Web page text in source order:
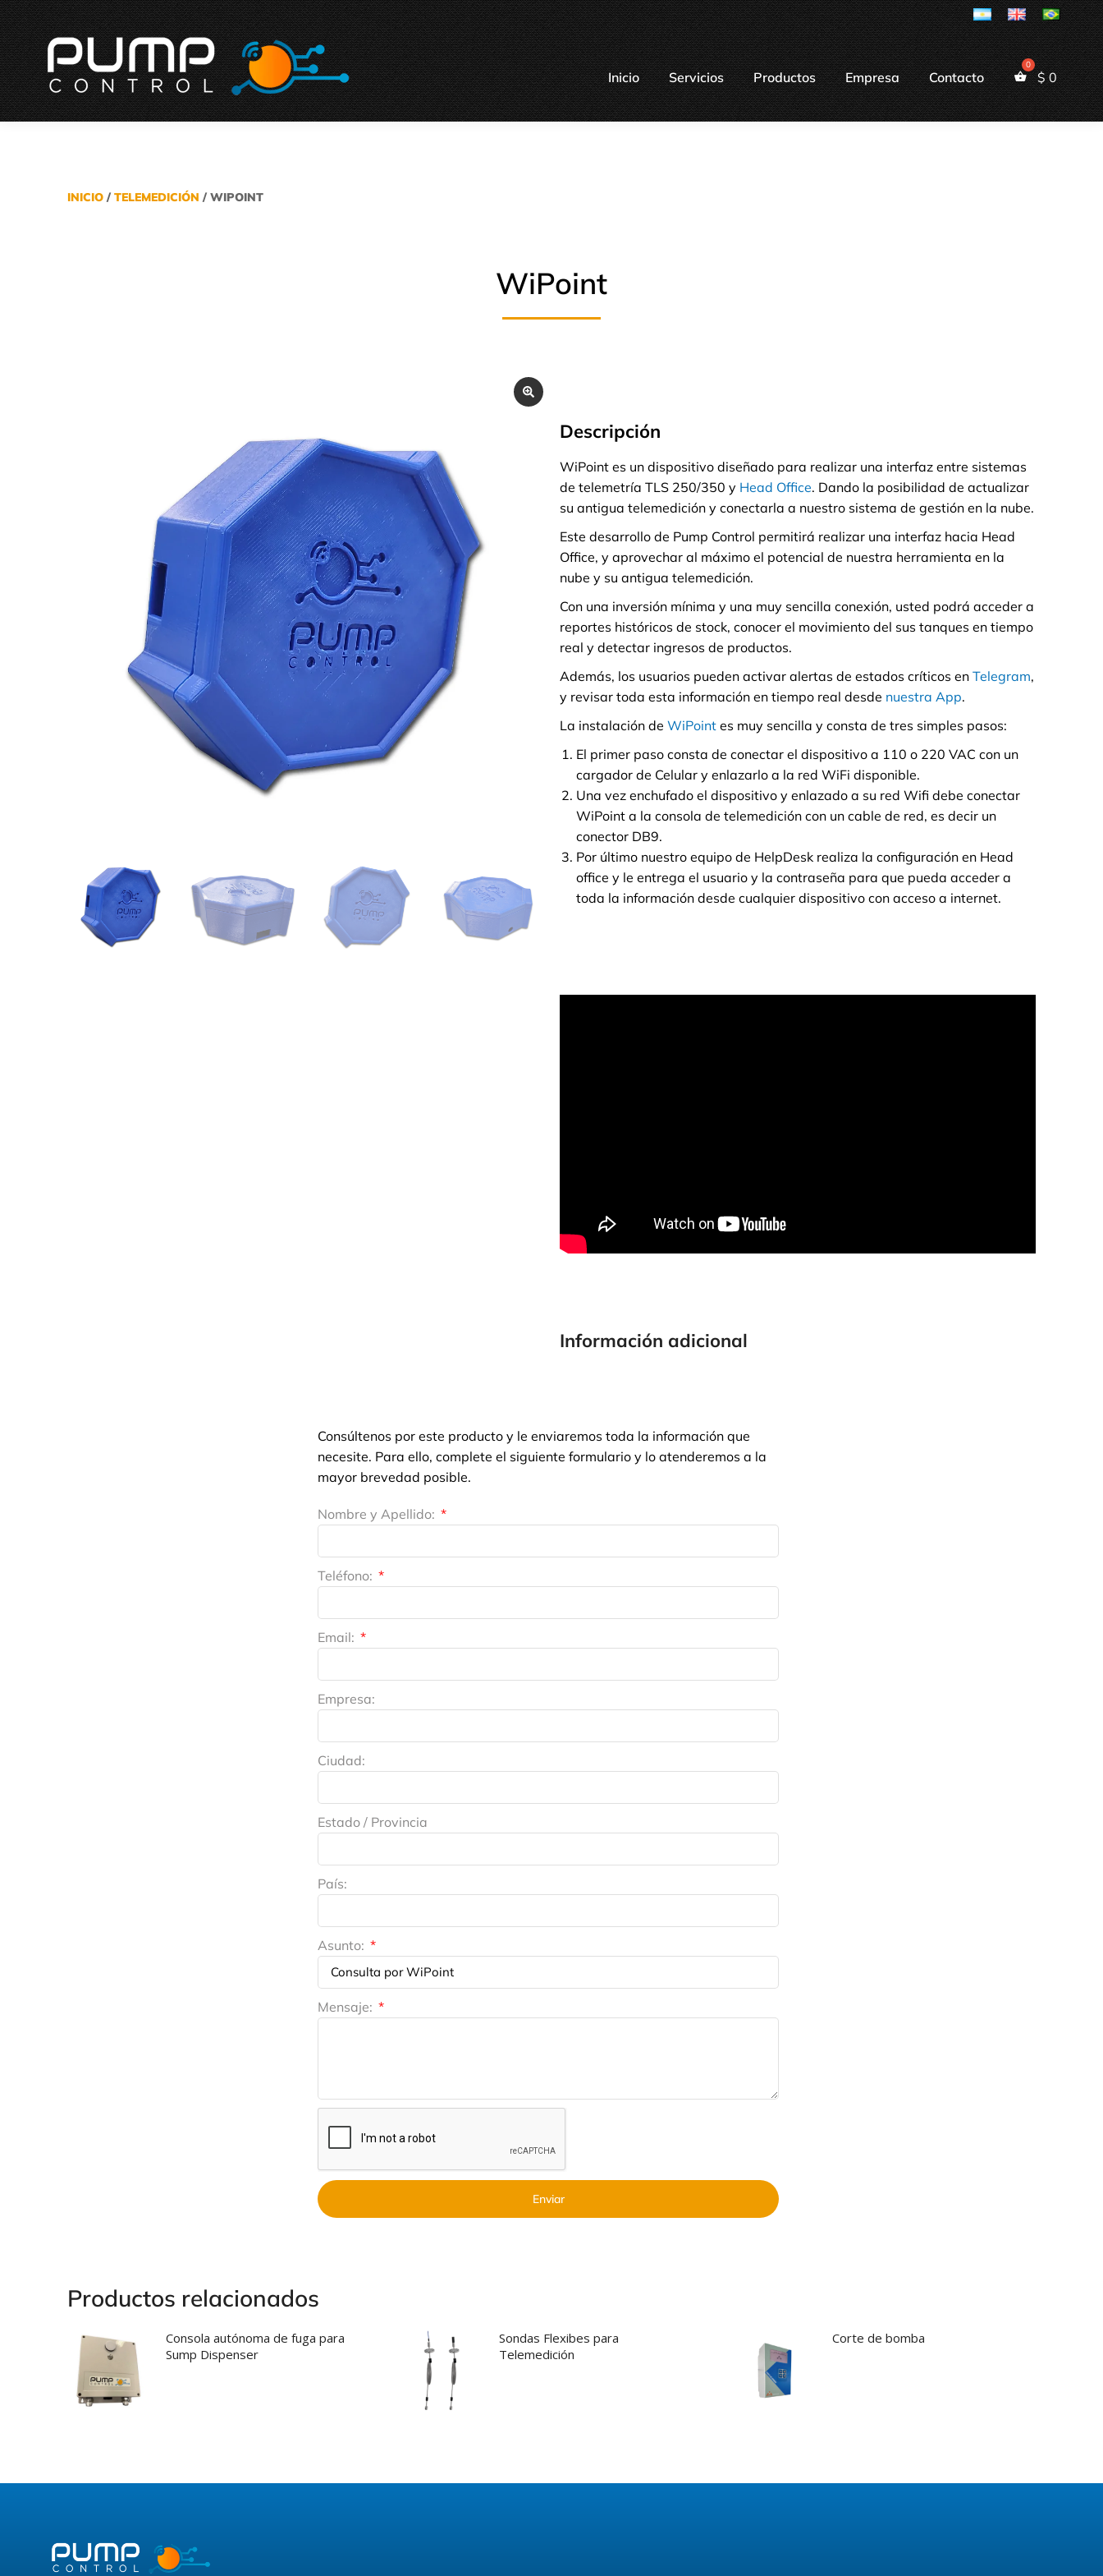
Inicio Servicios Productos Empresa Contacto $0
INICIO / TELEMEDICIÓN / WIPOINT
WiPoint
Descripción
WiPoint es un dispositivo diseñado para realizar una interfaz entre sistemas
de telemetría TLS 250/350 y Head Office. Dando la posibilidad de actualizar
su antigua telemedición y conectarla a nuestro sistema de gestión en la nube.
Este desarrollo de Pump Control permitirá realizar una interfaz hacia Head
Office, y aprovechar al máximo el potencial de nuestra herramienta en la
nube y su antigua telemedición.
Con una inversión mínima y una muy sencilla conexión, usted podrá acceder a
reportes históricos de stock, conocer el movimiento del sus tanques en tiempo
real y detectar ingresos de productos.
Además, los usuarios pueden activar alertas de estados críticos en Telegram,
y revisar toda esta información en tiempo real desde nuestra App.
La instalación de WiPoint es muy sencilla y consta de tres simples pasos:
El primer paso consta de conectar el dispositivo a 110 o 220 VAC con un
cargador de Celular y enlazarlo a la red WiFi disponible.
Una vez enchufado el dispositivo y enlazado a su red Wifi debe conectar
WiPoint a la consola de telemedición con un cable de red, es decir un
conector DB9.
Por último nuestro equipo de HelpDesk realiza la configuración en Head
office y le entrega el usuario y la contraseña para que pueda acceder a
toda la información desde cualquier dispositivo con acceso a internet.
Información adicional
Consúltenos por este producto y le enviaremos toda la información que
necesite. Para ello, complete el siguiente formulario y lo atenderemos a la
mayor brevedad posible.
Nombre y Apellido:
Teléfono:
Email:
Empresa:
Ciudad:
Estado / Provincia
País:
Asunto:
Mensaje:
Enviar
Productos relacionados
Consola autónoma de fuga para
Sump Dispenser
Sondas Flexibes para
Telemedición
Corte de bomba